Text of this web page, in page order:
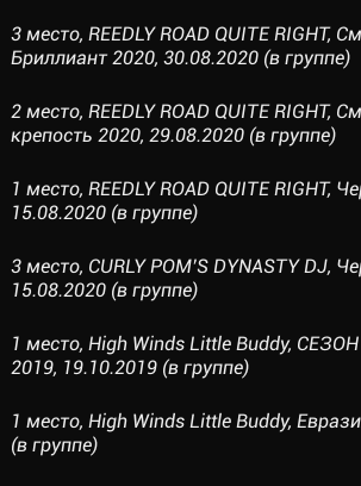
3 место, REEDLY ROAD QUITE RIGHT,
Бриллиант 2020, 30.08.2020 (в группе)
2 место, REEDLY ROAD QUITE RIGHT,
крепость 2020, 29.08.2020 (в группе)
1 место, REEDLY ROAD QUITE RIGHT,
15.08.2020 (в группе)
3 место, CURLY POM’S DYNASTY DJ,
15.08.2020 (в группе)
1 место, High Winds Little Buddy,
2019, 19.10.2019 (в группе)
1 место, High Winds Little Buddy,
(в группе)